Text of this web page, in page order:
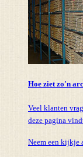
Hoe ziet zo'n
Veel klanten
deze pagina
Neem een kijkje